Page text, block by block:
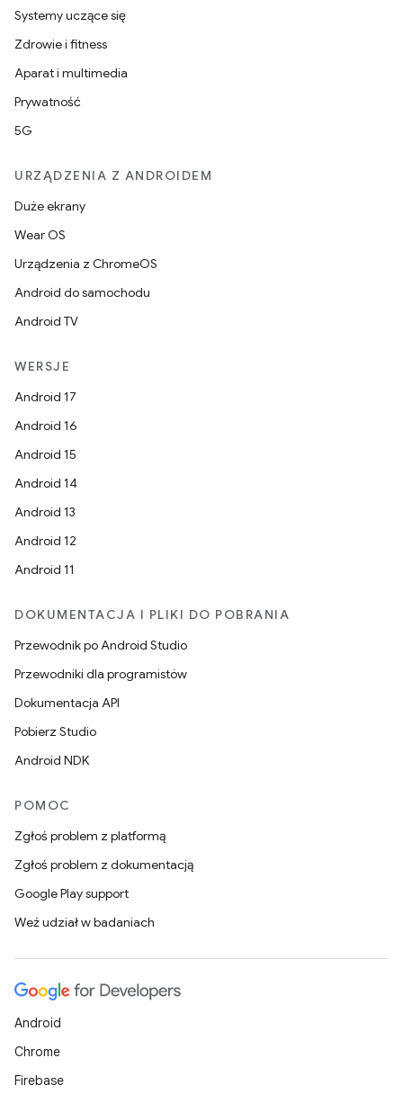
Systemy uczące się
Zdrowie i fitness
Aparat i multimedia
Prywatność
5G
URZĄDZENIA Z ANDROIDEM
Duże ekrany
Wear OS
Urządzenia z ChromeOS
Android do samochodu
Android TV
WERSJE
Android 17
Android 16
Android 15
Android 14
Android 13
Android 12
Android 11
DOKUMENTACJA I PLIKI DO POBRANIA
Przewodnik po Android Studio
Przewodniki dla programistów
Dokumentacja API
Pobierz Studio
Android NDK
POMOC
Zgłoś problem z platformą
Zgłoś problem z dokumentacją
Google Play support
Weź udział w badaniach
Android
Chrome
Firebase